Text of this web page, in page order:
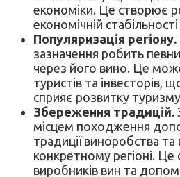
економіки. Це створює
економічній стабільності
Популяризація регіону.
зазначення робить
через його вино. Це
туристів та інвесторів,
сприяє розвитку
Збереження традицій.
місцем походження
традиції виноробства
конкретному регіоні. Це
виробників вин та